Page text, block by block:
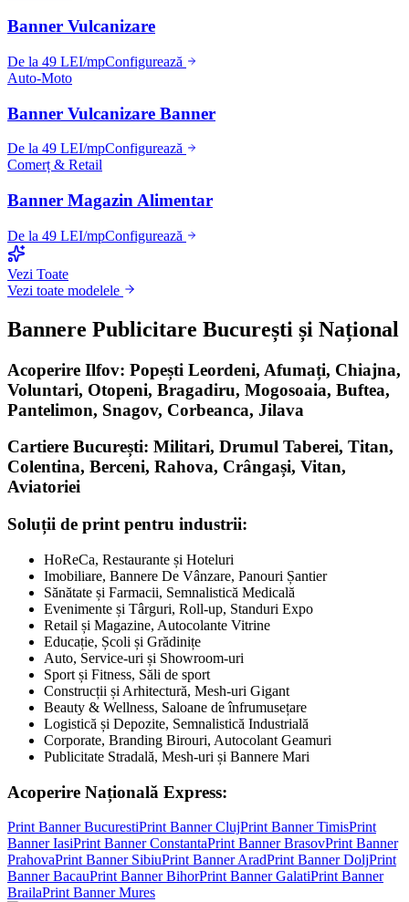
Banner Vulcanizare
De la 49 LEI/mpConfigurează
Auto-Moto
Banner Vulcanizare Banner
De la 49 LEI/mpConfigurează
Comerț & Retail
Banner Magazin Alimentar
De la 49 LEI/mpConfigurează
Vezi Toate
Vezi toate modelele
Bannere Publicitare București și Național
Acoperire Ilfov: Popești Leordeni, Afumați, Chiajna,
Voluntari, Otopeni, Bragadiru, Mogosoaia, Buftea,
Pantelimon, Snagov, Corbeanca, Jilava
Cartiere București: Militari, Drumul Taberei, Titan,
Colentina, Berceni, Rahova, Crângași, Vitan,
Aviatoriei
Soluții de print pentru industrii:
HoReCa, Restaurante și Hoteluri
Imobiliare, Bannere De Vânzare, Panouri Șantier
Sănătate și Farmacii, Semnalistică Medicală
Evenimente și Târguri, Roll-up, Standuri Expo
Retail și Magazine, Autocolante Vitrine
Educație, Școli și Grădinițe
Auto, Service-uri și Showroom-uri
Sport și Fitness, Săli de sport
Construcții și Arhitectură, Mesh-uri Gigant
Beauty & Wellness, Saloane de înfrumusețare
Logistică și Depozite, Semnalistică Industrială
Corporate, Branding Birouri, Autocolant Geamuri
Publicitate Stradală, Mesh-uri și Bannere Mari
Acoperire Națională Express:
Print BannerBucurestiPrint BannerClujPrint BannerTimisPrint
BannerIasiPrint BannerConstantaPrint BannerBrasovPrint Banner
PrahovaPrint Banner SibiuPrint BannerAradPrint BannerDoljPrint
BannerBacauPrint BannerBihorPrint BannerGalatiPrint Banner
BrailaPrint BannerMures